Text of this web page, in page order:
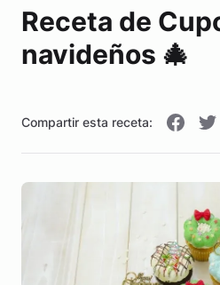
Receta de
navideños 🎄
Compartir esta receta: